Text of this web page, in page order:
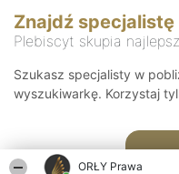
ORŁY Prawa
Znajdź specjalistę
Plebiscyt skupia
Szukasz specjalisty w
wyszukiwarkę. Korzystaj